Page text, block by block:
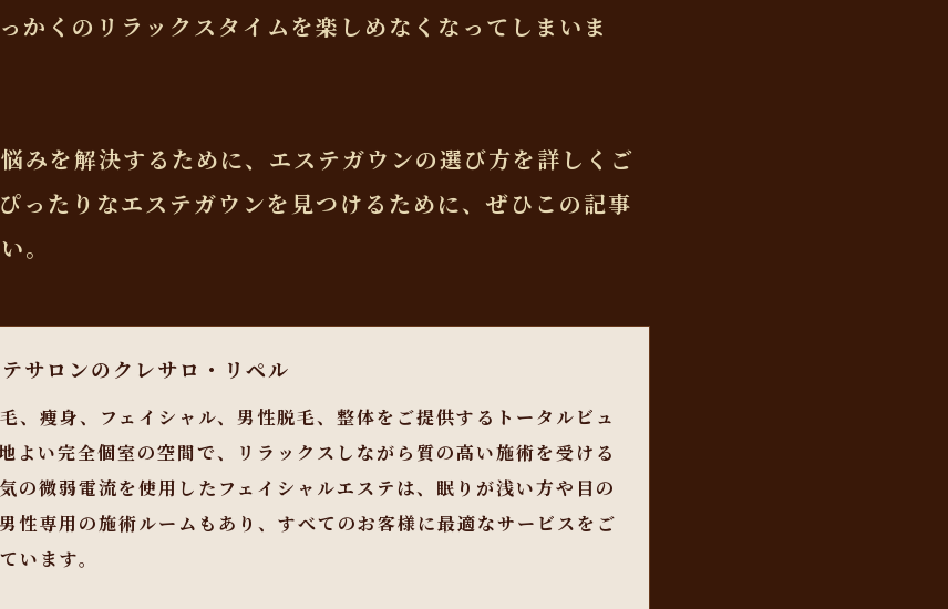
かくのリラックスタイムを楽しめなくなってしまいま
みを解決するために、エステガウンの選び方を詳しくご
ったりなエステガウンを見つけるために、ぜひこの記事
。
サロンのクレサロ・リペル
、痩身、フェイシャル、男性脱毛、整体をご提供するトータルビュ
よい完全個室の空間で、リラックスしながら質の高い施術を受ける
の微弱電流を使用したフェイシャルエステは、眠りが浅い方や目の
性専用の施術ルームもあり、すべてのお客様に最適なサービスをご
います。